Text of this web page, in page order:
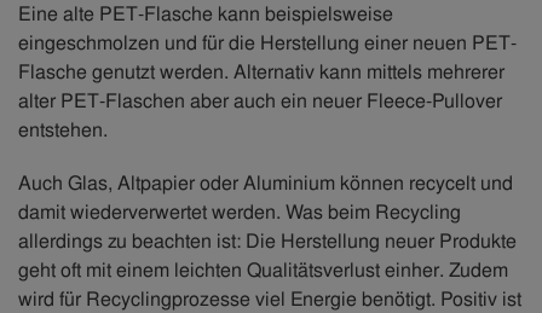
Eine alte PET-Flasche kann beispielsweise
eingeschmolzen und für die Herstellung einer neuen PET-
Flasche genutzt werden. Alternativ kann mittels mehrerer
alter PET-Flaschen aber auch ein neuer Fleece-Pullover
entstehen.
Auch Glas, Altpapier oder Aluminium können recycelt und
damit wiederverwertet werden. Was beim Recycling
allerdings zu beachten ist: Die Herstellung neuer Produkte
geht oft mit einem leichten Qualitätsverlust einher. Zudem
wird für Recyclingprozesse viel Energie benötigt. Positiv ist